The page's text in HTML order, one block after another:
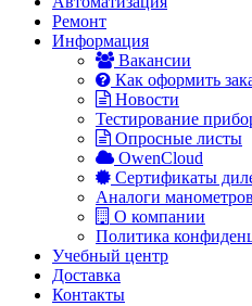
Ремонт
Информация
Вакансии
Как оформить
Новости
Тестирование
Опросные листы
OwenCloud
Сертификаты
Аналоги манометров
О компании
Политика
Учебный центр
Доставка
Контакты